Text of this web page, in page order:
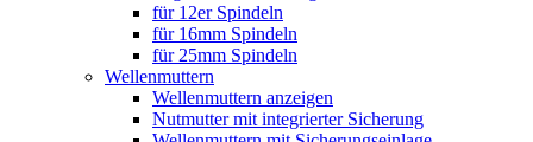
für 12er Spindeln
für 16mm Spindeln
für 25mm Spindeln
Wellenmuttern
Wellenmuttern anzeigen
Nutmutter mit integrierter Sicherung